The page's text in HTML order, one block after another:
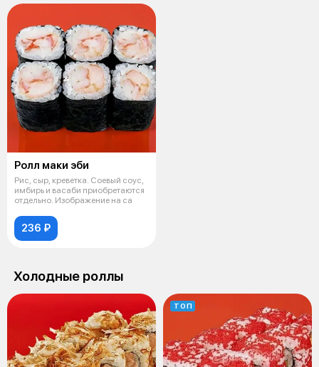
Ролл маки эби
Рис, сыр, креветка. Соевый соус,
имбирь и васаби приобретаются
отдельно. Изображение на са
236 ₽
Холодные роллы
ТОП